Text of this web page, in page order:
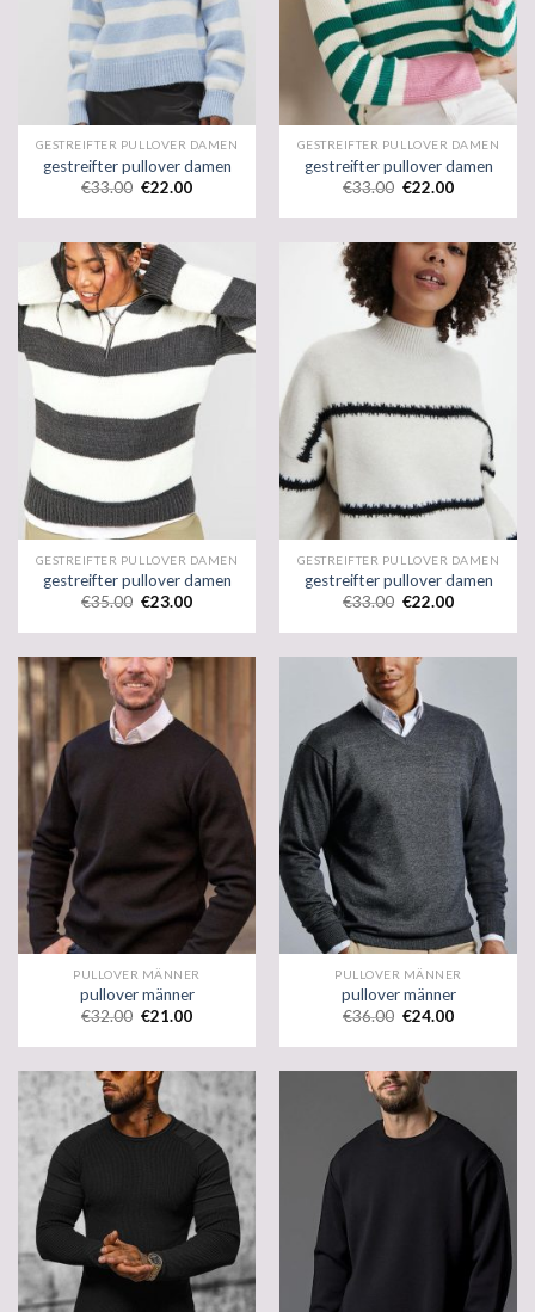
GESTREIFTER PULLOVER DAMEN
gestreifter pullover damen
€33.00 €22.00
GESTREIFTER PULLOVER DAMEN
gestreifter pullover damen
€33.00 €22.00
GESTREIFTER PULLOVER DAMEN
gestreifter pullover damen
€35.00 €23.00
GESTREIFTER PULLOVER DAMEN
gestreifter pullover damen
€33.00 €22.00
PULLOVER MÄNNER
pullover männer
€32.00 €21.00
PULLOVER MÄNNER
pullover männer
€36.00 €24.00